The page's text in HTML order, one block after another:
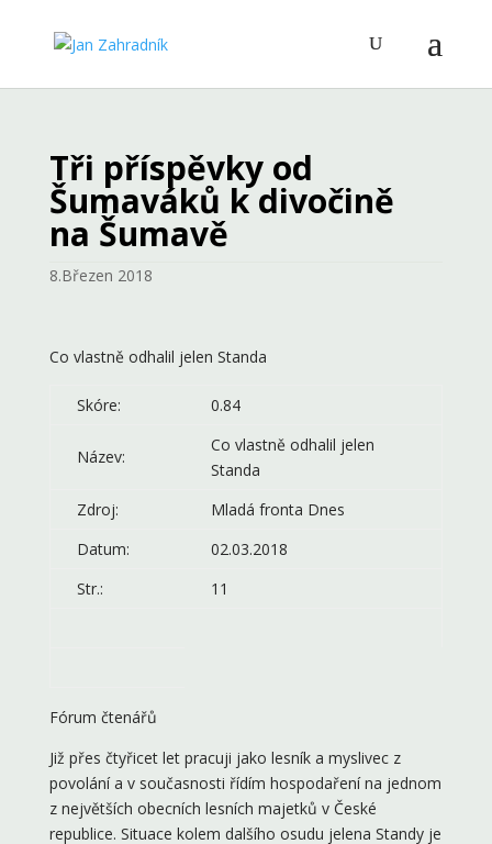
Tři příspěvky od
Šumaváků k divočině
na Šumavě
8.Březen 2018
Co vlastně odhalil jelen Standa
Skóre: 0.84
Název:
Co vlastně odhalil jelen
Standa
Zdroj:
Mladá fronta Dnes
Datum:
02.03.2018
Str.:
11
Fórum čtenářů
Již přes čtyřicet let pracuji jako lesník a myslivec z
povolání a v současnosti řídím hospodaření na jednom
z největších obecních lesních majetků v České
republice. Situace kolem dalšího osudu jelena Standy je